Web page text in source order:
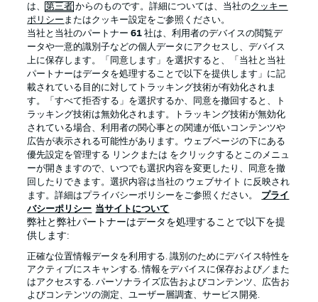
Official Partners
プライバシー・ポリシー
利用条件 放送局
求人 選手
は、第三者 からのものです。詳細については、当社のクッキー
ポリシー またはクッキー設定をご参照ください。
当社と当社のパートナー61 社は、利用者のデバイスの閲覧デ
ータや一意的識別子などの個人データにアクセスし、デバイス
上に保存します。「同意します」を選択すると、「当社と当社
パートナーはデータを処理することで以下を提供します」に記
載されている目的に対してトラッキング技術が有効化されま
す。「すべて拒否する」を選択するか、同意を撤回すると、ト
ラッキング技術は無効化されます。トラッキング技術が無効化
されている場合、利用者の関心事との関連が低いコンテンツや
広告が表示される可能性があります。ウェブページの下にある
優先設定を管理する リンクまたは をクリックするとこのメニュ
ーが開きますので、いつでも選択内容を変更したり、同意を撤
回したりできます。選択内容は当社の ウェブサイト に反映され
ます。詳細はプライバシーポリシーをご参照ください。
プライ
バシーポリシー 当サイトについて
弊社と弊社パートナーはデータを処理することで以下を提
供します:
正確な位置情報データを利用する. 識別のためにデバイス特性を
アクティブにスキャンする. 情報をデバイスに保存および／また
はアクセスする. パーソナライズ広告およびコンテンツ、広告お
よびコンテンツの測定、ユーザー層調査、サービス開発.